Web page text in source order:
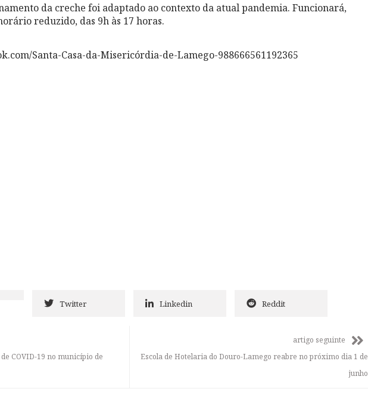
da creche foi adaptado ao contexto da atual pandemia. Funcionará,
reduzido, das 9h às 17 horas.
Santa-Casa-da-Misericórdia-de-Lamego-988666561192365
Twitter Linkedin Reddit
COVID-19 no município de
artigo seguinte
Escola de Hotelaria do Douro-Lamego reabre no próximo dia 1 de
junho